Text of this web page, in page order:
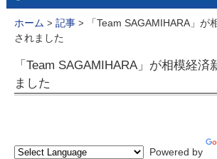
ホーム > 記事>
「Team SAGAMIHARA」が
されました
「Team SAGAMIHARA」が相模経済
ました
Powered by